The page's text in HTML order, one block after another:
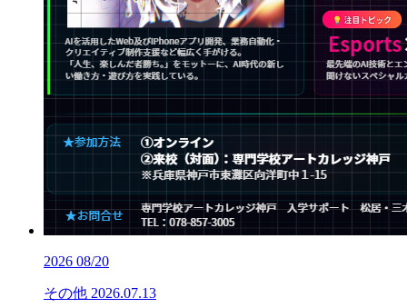
2026 08/20
その他 2026.07.13